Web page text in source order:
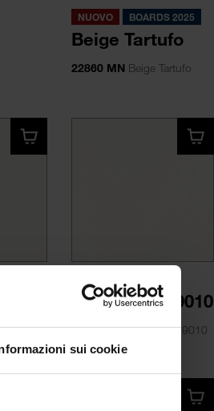
sui cookie
NUOVO BOARDS 2025
Beige Tartufo
22860 MN Beige Tartufo
9010
Bianco RAL 9010
1101 SMBianco RAL 9010